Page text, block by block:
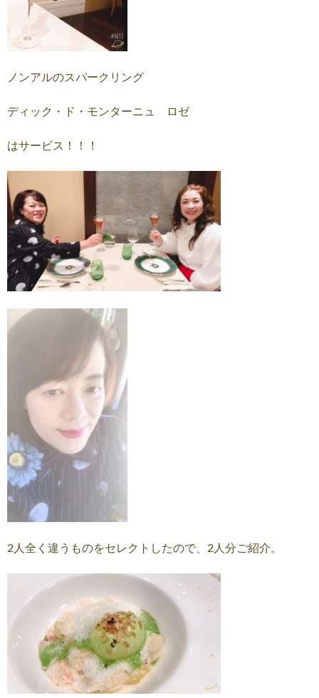
ノンアルのスパークリング
ディック・ド・モンターニュ ロゼ
はサービス！！！
2人全く違うものをセレクトしたので、2人分ご紹介。